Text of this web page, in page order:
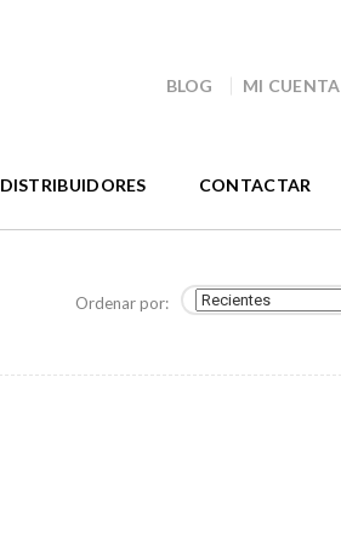
BLOG MI CUENTA
DISTRIBUIDORES CONTACTAR
Ordenar por: